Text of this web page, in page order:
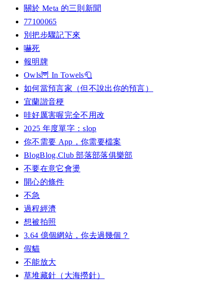
關於 Meta 的三則新聞
77100065
別把步驟記下來
嚇死
報明牌
Owls🦉 In Towels🧻
如何當預言家（但不說出你的預言）
宜蘭諧音梗
哇好厲害喔完全不用改
2025 年度單字：slop
你不需要 App，你需要檔案
BlogBlog.Club 部落部落俱樂部
不要在意它會燙
開心的條件
不急
過程經濟
想被拍照
3.64 億個網站，你去過幾個？
假貓
不能放大
草堆藏針（大海撈針）